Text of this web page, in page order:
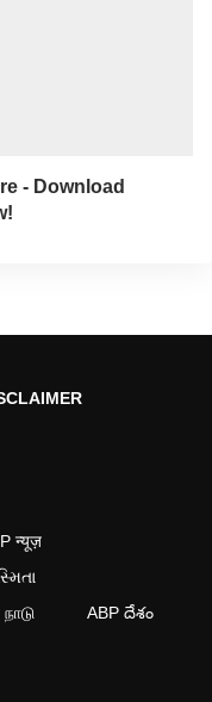
- Download
न्यूज़
ABP దేశం